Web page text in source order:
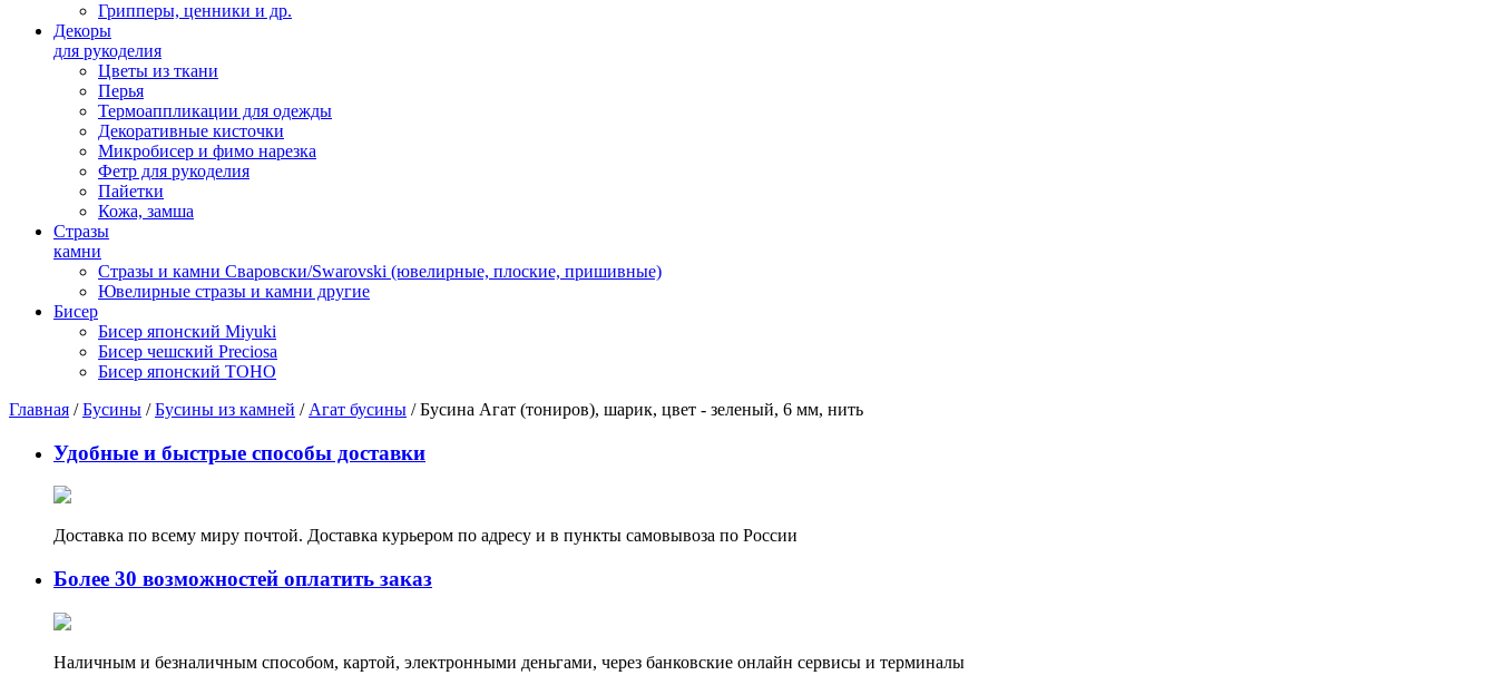
Грипперы, ценники и др.
Декоры
для рукоделия
Цветы из ткани
Перья
Термоаппликации для одежды
Декоративные кисточки
Микробисер и фимо нарезка
Фетр для рукоделия
Пайетки
Кожа, замша
Стразы
камни
Стразы и камни Сваровски/Swarovski (ювелирные, плоские, пришивные)
Ювелирные стразы и камни другие
Бисер
Бисер японский Miyuki
Бисер чешский Preciosa
Бисер японский TOHO
Главная /Бусины /Бусины из камней / Агат бусины / Бусина Агат (тониров), шарик, цвет - зеленый, 6 мм, нить
Удобные и быстрые способы доставки
Доставка по всему миру почтой. Доставка курьером по адресу и в пункты самовывоза по России
Более 30 возможностей оплатить заказ
Наличным и безналичным способом, картой, электронными деньгами, через банковские онлайн сервисы и терминалы